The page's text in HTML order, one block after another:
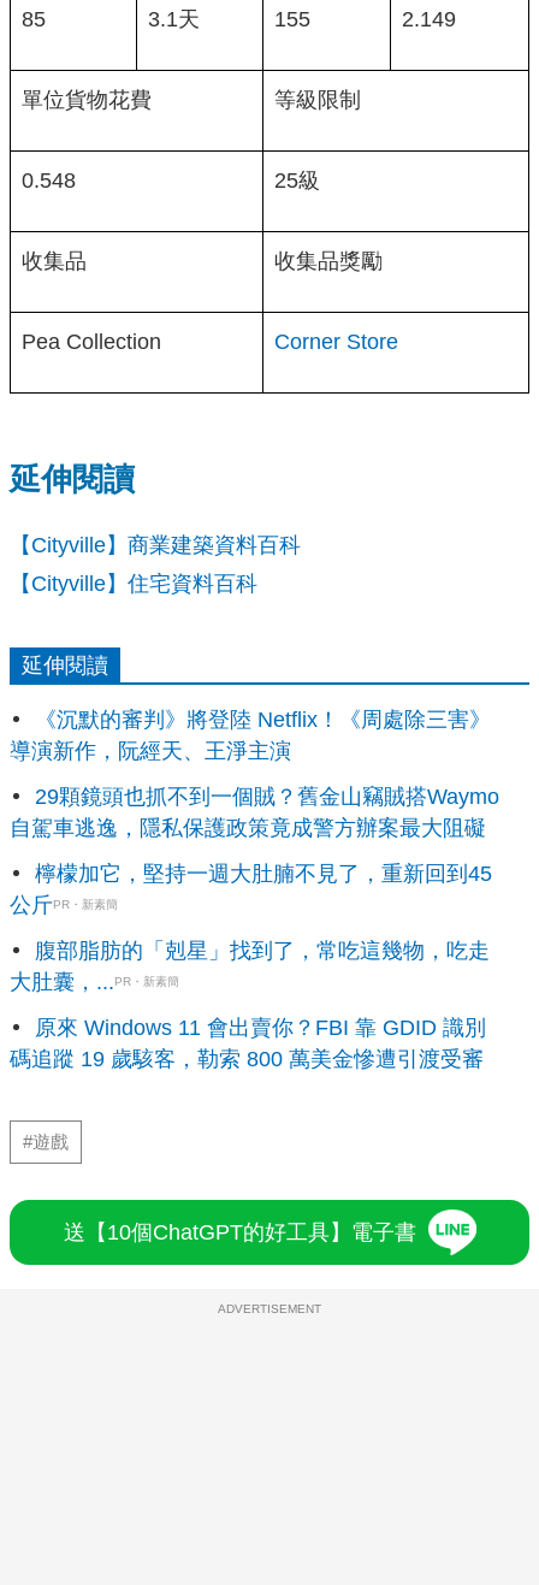
85 3.1天 155 2.149
單位貨物花費 等級限制
0.548 25級
收集品 收集品獎勵
Pea Collection Corner Store
延伸閱讀
【Cityville】商業建築資料百科
【Cityville】住宅資料百科
延伸閱讀
《沉默的審判》將登陸 Netflix！《周處除三害》
導演新作，阮經天、王淨主演
29顆鏡頭也抓不到一個賊？舊金山竊賊搭Waymo
自駕車逃逸，隱私保護政策竟成警方辦案最大阻礙
檸檬加它，堅持一週大肚腩不見了，重新回到45
公斤PR・新素簡
腹部脂肪的「剋星」找到了，常吃這幾物，吃走
大肚囊，...PR・新素簡
原來 Windows 11 會出賣你？FBI 靠 GDID 識別
碼追蹤 19 歲駭客，勒索 800 萬美金慘遭引渡受審
#遊戲
送【10個ChatGPT的好工具】電子書
ADVERTISEMENT